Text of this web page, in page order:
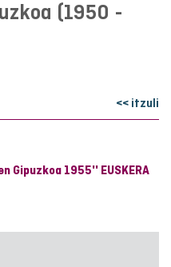
(1950 -
<< itzuli
Gipuzkoa 1955'' EUSKERA